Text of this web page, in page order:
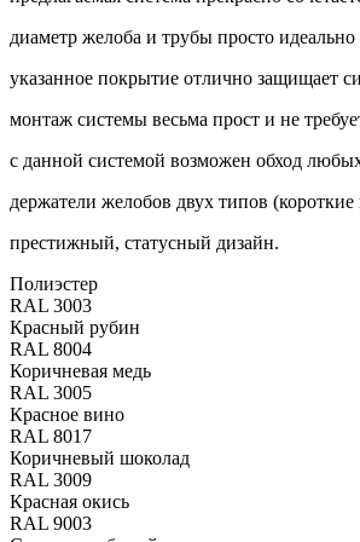
диаметр желоба и трубы просто идеально
указанное покрытие отлично защищает
монтаж системы весьма прост и не
с данной системой возможен обход
держатели желобов двух типов
престижный, статусный дизайн.
Полиэстер
RAL 3003
Красный рубин
RAL 8004
Коричневая медь
RAL 3005
Красное вино
RAL 8017
Коричневый шоколад
RAL 3009
Красная окись
RAL 9003